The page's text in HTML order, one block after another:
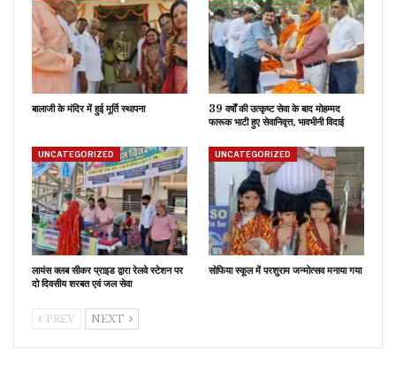
बालाजी के मंदिर में हुई मूर्ति स्थापना
39 वर्षों की उत्कृष्ट सेवा के बाद मोहम्मद
फारूक भाटी हुए सेवानिवृत्त, भावभीनी विदाई
UNCATEGORIZED
लायंस क्लब सीकर प्राइड द्वारा रेलवे स्टेशन पर
दो दिवसीय शरबत एवं जल सेवा
UNCATEGORIZED
सोफिया स्कूल में परशुराम जन्मोत्सव मनाया गया
PREV NEXT